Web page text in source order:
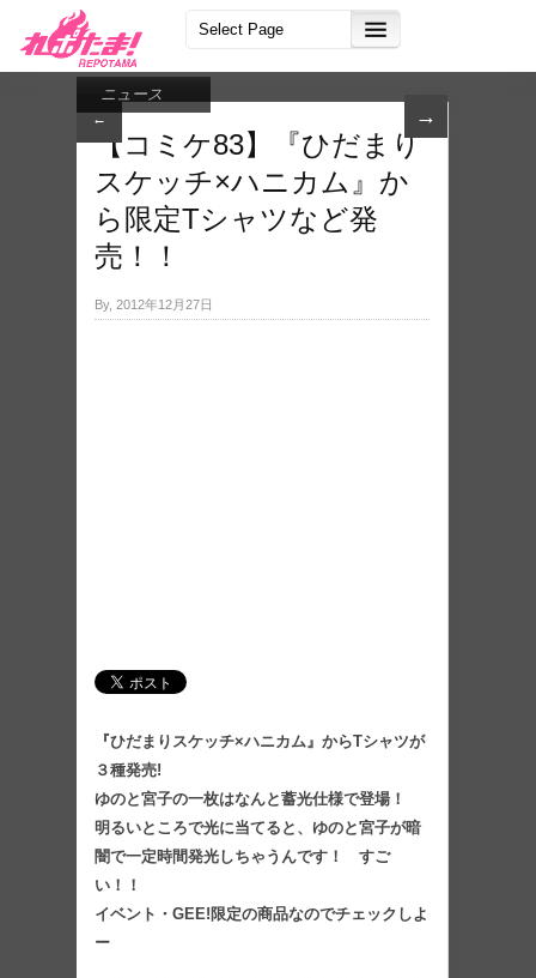
← →
ニュース
【コミケ83】『ひだまり​
スケッチ×ハニカム』か​
ら限定Tシャツなど発​
売！！
By, 2012年12月27日
『ひだまりスケッチ×ハニカム』からTシャツが
３種発売!
ゆのと宮子の一枚はなんと蓄光仕様で登場！
明るいところで光に当てると、ゆのと宮子が暗
闇で一定時間発光しちゃうんです！ すご
い！！
イベント・GEE!限定の商品なのでチェックしよ
ー